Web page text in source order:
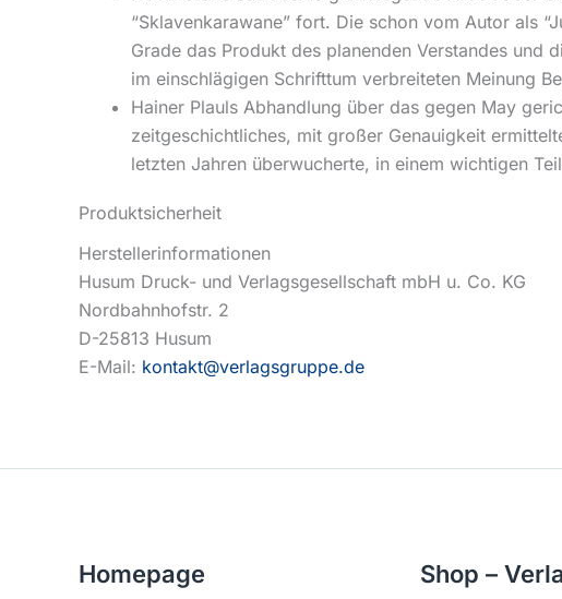
“Sklavenkarawane” fort. Die schon vom Autor als
Grade das Produkt des planenden Verstandes und
im einschlägigen Schrifttum verbreiteten Meinung
Hainer Plauls Abhandlung über das gegen May
zeitgeschichtliches, mit großer Genauigkeit
letzten Jahren überwucherte, in einem wichtigen
Produktsicherheit
Herstellerinformationen
Husum Druck- und Verlagsgesellschaft mbH u. Co. KG
Nordbahnhofstr. 2
D-25813 Husum
E-Mail: kontakt@verlagsgruppe.de
Homepage Shop –